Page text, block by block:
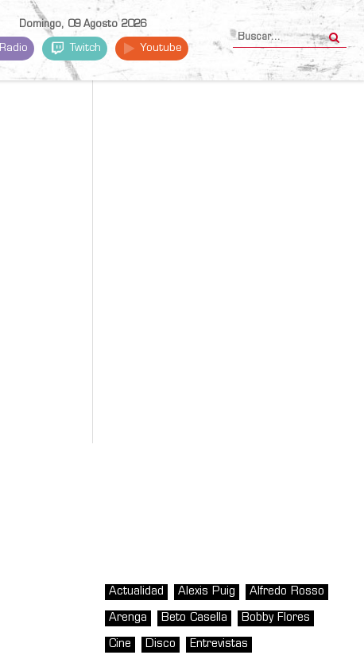
Domingo, 09 Agosto 2026
Radio Twitch Youtube
Actualidad Alexis Puig Alfredo Rosso
Arenga Beto Casella Bobby Flores
Cine Disco Entrevistas